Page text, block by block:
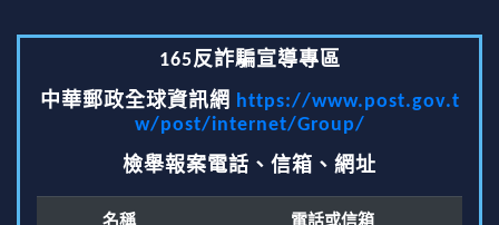
165反詐騙宣導專區
中華郵政全球資訊網 https://www.post.gov.t
w/post/internet/Group/
檢舉報案電話、信箱、網址